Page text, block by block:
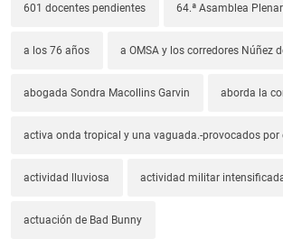
601 docentes pendientes 64.ª Asamblea
a los 76 años a OMSA y los corredores Núñez
abogada Sondra Macollins Garvin aborda la
activa onda tropical y una vaguada.-provocados por
actividad lluviosa actividad militar
actuación de Bad Bunny